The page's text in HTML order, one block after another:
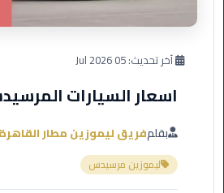
العرب
ليموزين
آخر تحديث:05 Jul 2026
اسعار السيارات المرسيدس
بقلمفريق ليموزين مطار القاهرة
ليموزين مرسيدس